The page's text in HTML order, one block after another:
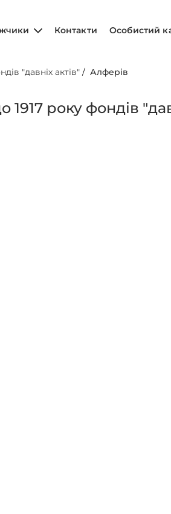
Контакти Особистий
"давніх актів" /Алферів
року фондів